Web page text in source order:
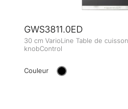
GWS3811.0ED
30 cm VarioLine Table de
knobControl
Couleur